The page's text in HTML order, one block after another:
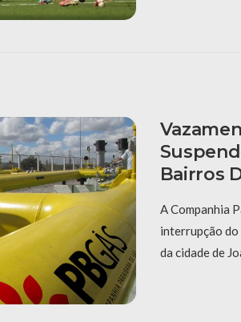
Bairros
A Companhia
interrupção do
da cidade de